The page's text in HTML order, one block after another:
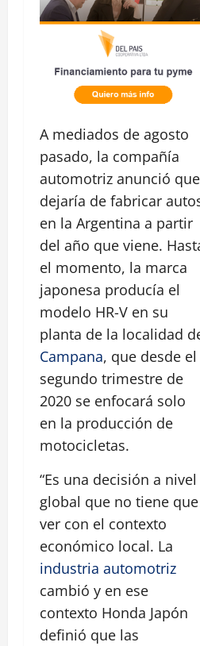
A mediados de agosto
pasado, la compañía
automotriz anunció que
dejaría de fabricar
en la Argentina a partir
del año que viene.
el momento, la marca
japonesa producía el
modelo HR-V en su
planta de la localidad
Campana, que desde el
segundo trimestre de
2020 se enfocará solo
en la producción de
motocicletas.
“Es una decisión a nivel
global que no tiene que
ver con el contexto
económico local. La
industria automotriz
cambió y en ese
contexto Honda Japón
definió que las